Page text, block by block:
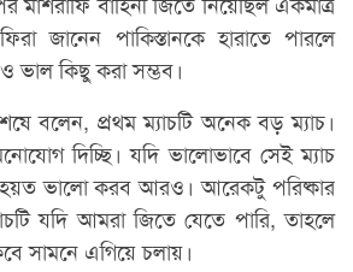
জানেন পাকিস্তানকে হারাতে পারলে
ভাল কিছু করা সম্ভব।
বলেন, প্রথম ম্যাচটি অনেক বড় ম্যাচ।
দিচ্ছি। যদি ভালোভাবে সেই ম্যাচ
হয়ত ভালো করব আরও। আরেকটু পরিষ্কার
যদি আমরা জিতে যেতে পারি, তাহলে
সামনে এগিয়ে চলায়।